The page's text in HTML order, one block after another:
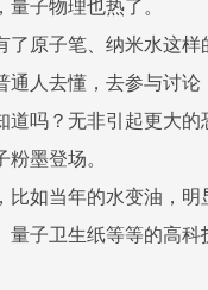
子物理也热了。
原子笔、纳米水这样
人去懂，去参与讨
吗？无非引起更大的
墨登场。
如当年的水变油，
子卫生纸等等的高